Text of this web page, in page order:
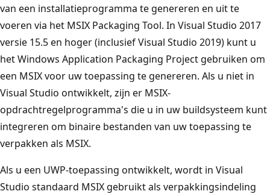
van een installatieprogramma te genereren en uit te
voeren via het MSIX Packaging Tool. In Visual Studio 2017
versie 15.5 en hoger (inclusief Visual Studio 2019) kunt u
het Windows Application Packaging Project gebruiken om
een MSIX voor uw toepassing te genereren. Als u niet in
Visual Studio ontwikkelt, zijn er MSIX-
opdrachtregelprogramma's die u in uw buildsysteem kunt
integreren om binaire bestanden van uw toepassing te
verpakken als MSIX.
Als u een UWP-toepassing ontwikkelt, wordt in Visual
Studio standaard MSIX gebruikt als verpakkingsindeling